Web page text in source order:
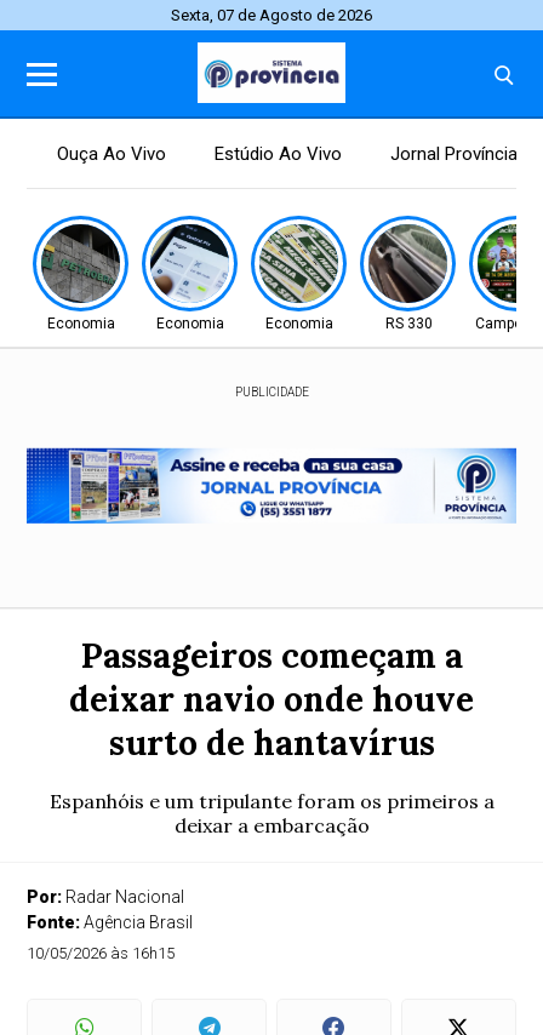
Sexta, 07 de Agosto de 2026
Ouça Ao Vivo Estúdio Ao Vivo Jornal Província
Economia Economia Economia RS 330 Campo
PUBLICIDADE
Passageiros começam a
deixar navio onde houve
surto de hantavírus
Espanhóis e um tripulante foram os primeiros a
deixar a embarcação
Por: Radar Nacional
Fonte:Agência Brasil
10/05/2026 às 16h15